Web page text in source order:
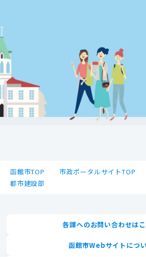
函館市TOP 市政ポータルサイトTOP
都市建設部
各課へのお問い合わせは
函館市Webサイトにつ